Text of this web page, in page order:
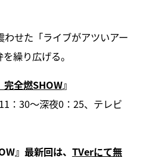
せた「ライブがアツいアー
繰り広げる。
全燃SHOW』
：30～深夜0：25、テレビ
』最新回は、 TVerにて無